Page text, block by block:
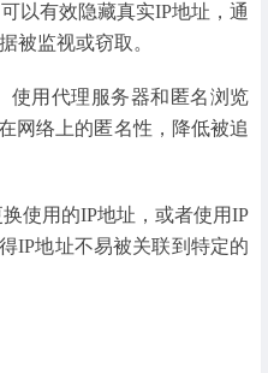
以有效隐藏真实IP地址，通
被监视或窃取。
使用代理服务器和匿名浏览
网络上的匿名性，降低被追
使用的IP地址，或者使用IP
IP地址不易被关联到特定的